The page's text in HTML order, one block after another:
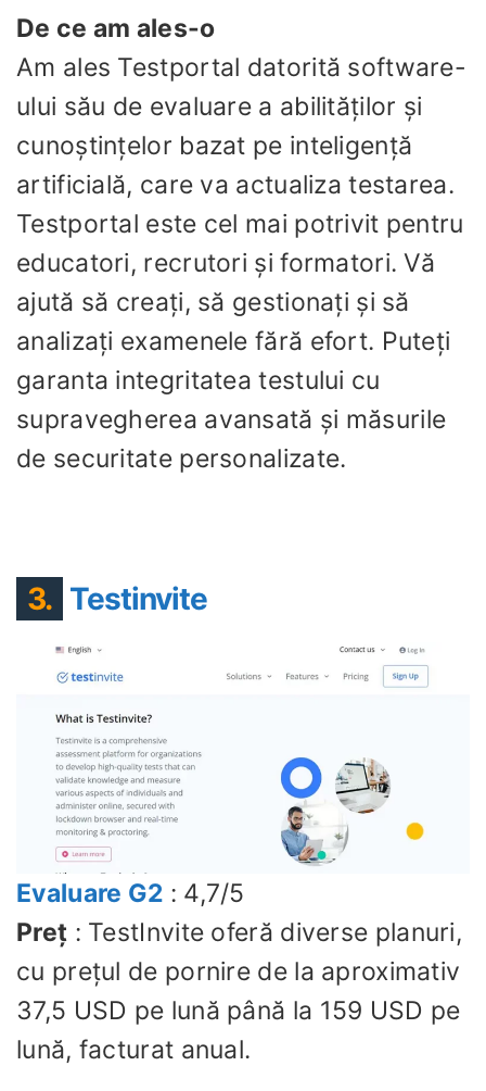
De ce am ales-o
Am ales Testportal datorită software-
ului său de evaluare a abilităților și
cunoștințelor bazat pe inteligență
artificială, care va actualiza testarea.
Testportal este cel mai potrivit pentru
educatori, recrutori și formatori. Vă
ajută să creați, să gestionați și să
analizați examenele fără efort. Puteți
garanta integritatea testului cu
supravegherea avansată și măsurile
de securitate personalizate.
3. Testinvite
Evaluare G2 : 4,7/5
Preț : TestInvite oferă diverse planuri,
cu prețul de pornire de la aproximativ
37,5 USD pe lună până la 159 USD pe
lună, facturat anual.